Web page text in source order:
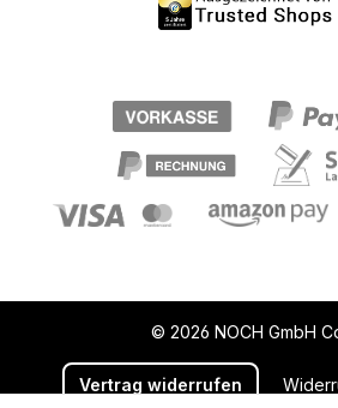
© 2026 NOCH GmbH
Vertrag widerrufen